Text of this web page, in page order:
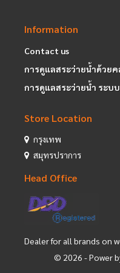
Information
Contact us
การดูแลสระว่ายน้ำด้วย
การดูแลสระว่ายน้ำ ระบ
Store Location
กรุงเทพ
สมุทรปราการ
Head Office
Dealer for all brands on
© 2026 - Power